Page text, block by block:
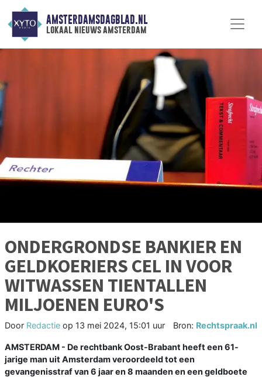
AMSTERDAMSDAGBLAD.NL
lokaal nieuws amsterdam
ONDERGRONDSE BANKIER EN
GELDKOERIERS CEL IN VOOR
WITWASSEN TIENTALLEN
MILJOENEN EURO'S
Door Redactie op 13 mei 2024, 15:01 uur Bron: Rechtspraak.nl
AMSTERDAM - De rechtbank Oost-Brabant heeft een 61-
jarige man uit Amsterdam veroordeeld tot een
gevangenisstraf van 6 jaar en 8 maanden en een geldboete